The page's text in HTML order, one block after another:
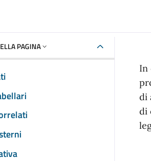
PAGINA
In
di
di